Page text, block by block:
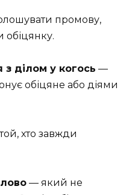
промову,
обіцянку.
ділом у когось —
обіцяне або діями
хто завжди
— який не